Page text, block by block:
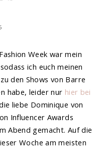
Week war mein
ich euch meinen
den Shows von Barre
habe, leider nur hier bei
liebe Dominique von
Influencer Awards
Abend gemacht. Auf die
Woche am meisten